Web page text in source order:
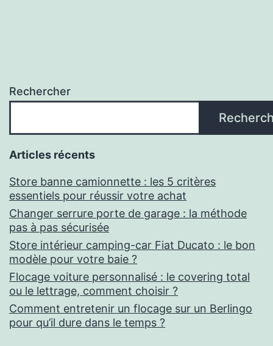
Rechercher
Articles récents
Store banne camionnette : les 5 critères
essentiels pour réussir votre achat
Changer serrure porte de garage : la méthode
pas à pas sécurisée
Store intérieur camping-car Fiat Ducato : le bon
modèle pour votre baie ?
Flocage voiture personnalisé : le covering total
ou le lettrage, comment choisir ?
Comment entretenir un flocage sur un Berlingo
pour qu’il dure dans le temps ?